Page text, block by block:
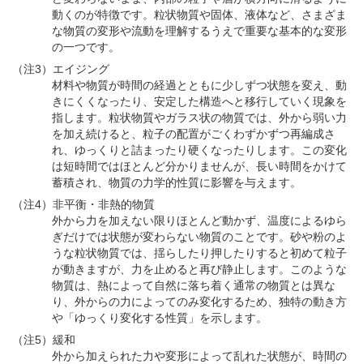
動くのが特徴です。粒状物質や固体、液体など、さまざま
な物質の変形や流動を理解するうえで重要な基本的な変形
の一つです。
（注3）エイジング
材料や物質が時間の経過とともに少しずつ状態を変え、動
きにくくなったり、安定した構造へと移行していく現象を
指します。粒状物質やガラス状の物質では、外から弱い力
を加え続けると、粒子の配置がごくわずかずつ再編成さ
れ、ゆっくりと詰まったり硬くなったりします。この変化
は短時間ではほとんど分かりませんが、長い時間をかけて
蓄積され、物質の力学的性質に影響を与えます。
（注4）非平衡・非熱的物質
外から力を加えない限りほとんど動かず、温度によるゆら
ぎだけでは状態が変わらない物質のことです。砂や粉のよ
うな粒状物質では、揺らしたり押したりすると初めて粒子
が動きますが、力を止めると再び静止します。このような
物質は、熱によって自然に落ち着く通常の物質とは異な
り、外からの力によってのみ変化するため、独特の動き方
や「ゆっくり変化する性質」を示します。
（注5）緩和
外から加えられた力や変形によって乱れた状態が、時間の